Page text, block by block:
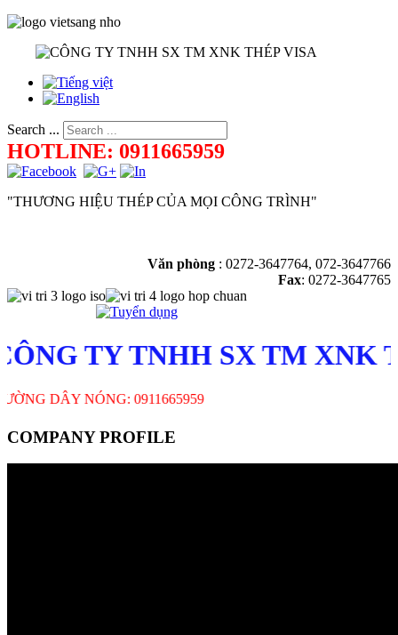
Search ...
HOTLINE: 0911665959
"THƯƠNG HIỆU THÉP CỦA MỌI CÔNG TRÌNH"
Văn phòng : 0272-3647764, 072-3647766
Fax: 0272-3647765
TY TNHH SX TM XNK
DÂY NÓNG: 0911665959
COMPANY PROFILE